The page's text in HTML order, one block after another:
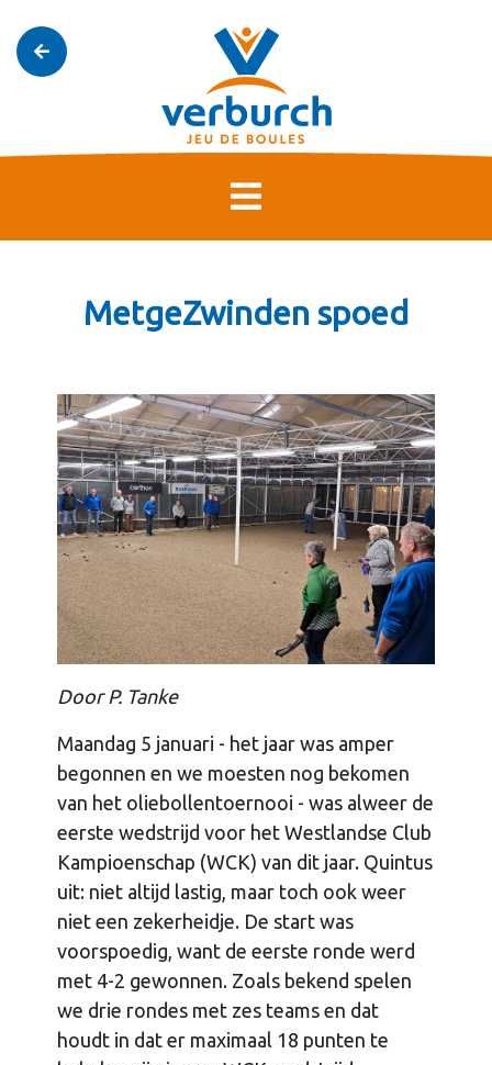
MetgeZwinden spoed
Door P. Tanke
Maandag 5 januari - het jaar was amper
begonnen en we moesten nog bekomen
van het oliebollentoernooi - was alweer de
eerste wedstrijd voor het Westlandse Club
Kampioenschap (WCK) van dit jaar. Quintus
uit: niet altijd lastig, maar toch ook weer
niet een zekerheidje. De start was
voorspoedig, want de eerste ronde werd
met 4-2 gewonnen. Zoals bekend spelen
we drie rondes met zes teams en dat
houdt in dat er maximaal 18 punten te